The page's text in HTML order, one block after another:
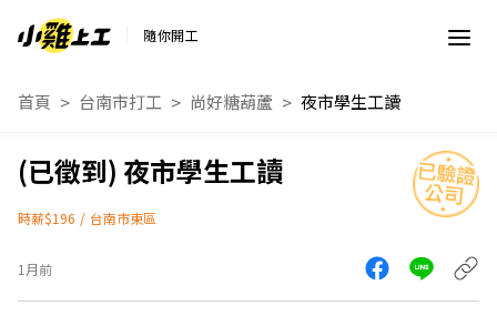
隨你開工
首頁 台南市打工 尚好糖葫蘆 夜市學生工讀
夜市學生工讀
時薪$196 / 台南市東區
1月前